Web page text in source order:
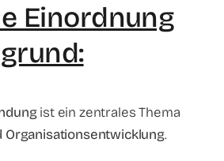
Einordnung
ist ein zentrales Thema
Organisationsentwicklung.